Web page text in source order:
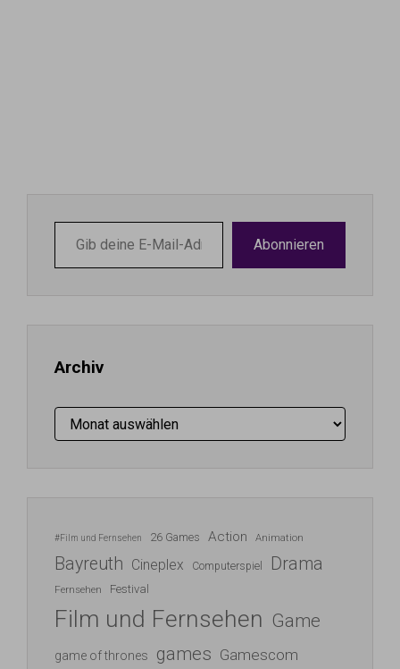
deine
E-
Abonnieren
Archiv
Archiv
#Film und Fernsehen 26 Games Action Animation
Bayreuth Cineplex Computerspiel Drama
Fernsehen Festival
Film und Fernsehen Game
game of thrones games Gamescom